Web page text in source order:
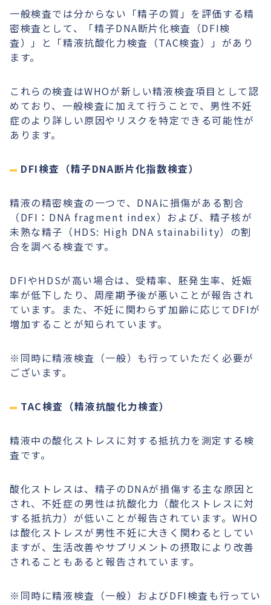
一般検査では分からない「精子の質」を評価する精
密検査として、「精子DNA断片化検査（DFI検
査）」と「精液抗酸化力検査（TAC検査）」があり
ます。
これらの検査はWHOが新しい精液検査項目として認
めており、一般検査に加えて行うことで、男性不妊
症のより詳しい原因やリスクを特定できる可能性が
あります。
DFI検査（精子DNA断片化指数検査）
精液の精密検査の一つで、DNAに損傷がある割合
（DFI：DNA fragment index）および、精子核が
未熟な精子（HDS: High DNA stainability）の割
合を調べる検査です。
DFIやHDSが高い場合は、受精率、胚発生率、妊娠
率が低下したり、周産期予後が悪いことが報告され
ています。また、不妊に関わらず加齢に応じてDFIが
増加することが知られています。
※同時に精液検査（一般）も行っていただく必要が
ございます。
TAC検査（精液抗酸化力検査）
精液中の酸化ストレスに対する抵抗力を測定する検
査です。
酸化ストレスは、精子のDNAが損傷する主な原因と
され、不妊症の男性は抗酸化力（酸化ストレスに対
する抵抗力）が低いことが報告されています。WHO
は酸化ストレスが男性不妊に大きく関わるとしてい
ますが、生活改善やサプリメントの摂取により改善
されることもあると報告されています。
※同時に精液検査（一般）およびDFI検査も行ってい